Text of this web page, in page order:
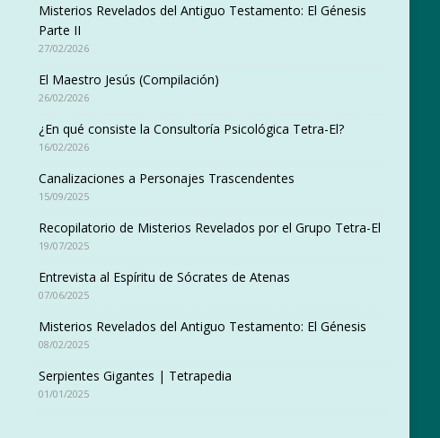
Misterios Revelados del Antiguo Testamento: El Génesis
Parte II
27/02/2026
El Maestro Jesús (Compilación)
26/02/2026
¿En qué consiste la Consultoría Psicológica Tetra-El?
16/02/2026
Canalizaciones a Personajes Trascendentes
15/09/2025
Recopilatorio de Misterios Revelados por el Grupo Tetra-El
19/07/2025
Entrevista al Espíritu de Sócrates de Atenas
07/06/2025
Misterios Revelados del Antiguo Testamento: El Génesis
08/02/2025
Serpientes Gigantes | Tetrapedia
01/01/2025